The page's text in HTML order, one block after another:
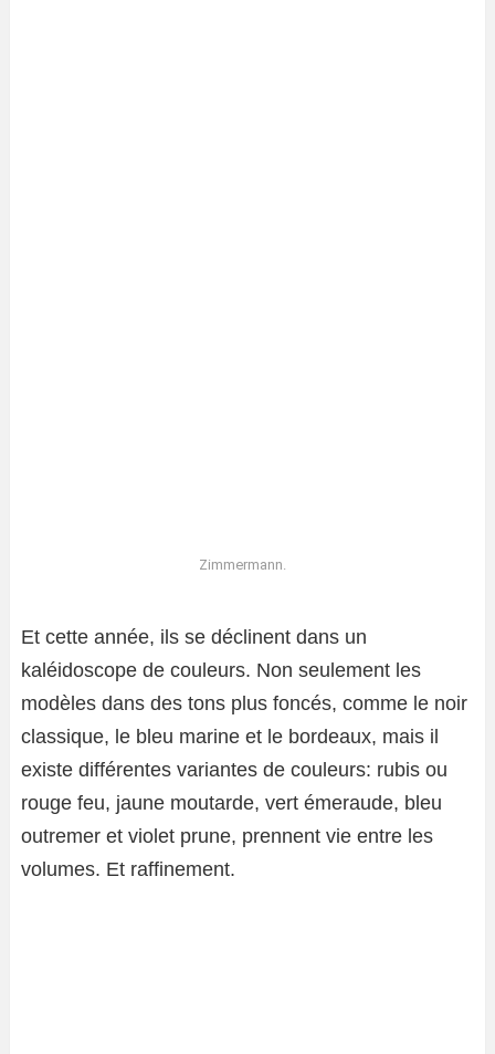
Zimmermann.
Et cette année, ils se déclinent dans un
kaléidoscope de couleurs. Non seulement les
modèles dans des tons plus foncés, comme le noir
classique, le bleu marine et le bordeaux, mais il
existe différentes variantes de couleurs: rubis ou
rouge feu, jaune moutarde, vert émeraude, bleu
outremer et violet prune, prennent vie entre les
volumes. Et raffinement.